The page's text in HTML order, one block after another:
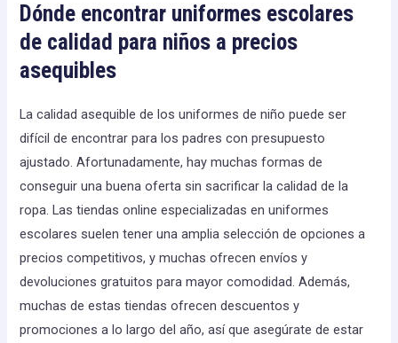
Dónde encontrar uniformes escolares
de calidad para niños a precios
asequibles
La calidad asequible de los uniformes de niño puede ser
difícil de encontrar para los padres con presupuesto
ajustado. Afortunadamente, hay muchas formas de
conseguir una buena oferta sin sacrificar la calidad de la
ropa. Las tiendas online especializadas en uniformes
escolares suelen tener una amplia selección de opciones a
precios competitivos, y muchas ofrecen envíos y
devoluciones gratuitos para mayor comodidad. Además,
muchas de estas tiendas ofrecen descuentos y
promociones a lo largo del año, así que asegúrate de estar